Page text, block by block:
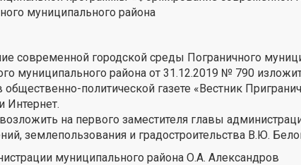
муниципального района
современной городской среды Пограничного
муниципального района от 31.12.2019 № 790
политической газете «Вестник
Интернет.
на первого заместителя главы
землепользования и градостроительства В.Ю.
муниципального района О.А. Александров